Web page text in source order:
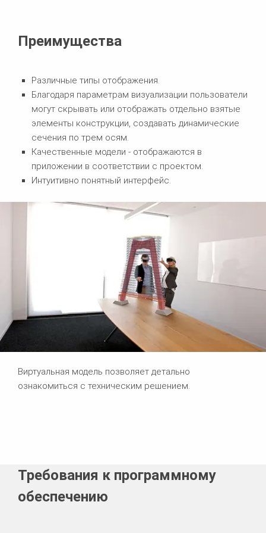
Преимущества
Различные типы отображения.
Благодаря параметрам визуализации пользователи
могут скрывать или отображать отдельно взятые
элементы конструкции, создавать динамические
сечения по трем осям.
Качественные модели - отображаются в
приложении в соответствии с проектом.
Интуитивно понятный интерфейс.
Виртуальная модель позволяет детально
ознакомиться с техническим решением.
Требования к программному
обеспечению